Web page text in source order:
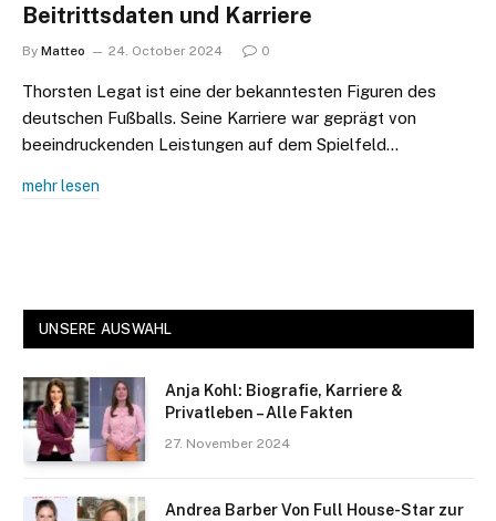
Beitrittsdaten und Karriere
By Matteo 24. October 2024 0
Thorsten Legat ist eine der bekanntesten Figuren des
deutschen Fußballs. Seine Karriere war geprägt von
beeindruckenden Leistungen auf dem Spielfeld…
mehr lesen
UNSERE AUSWAHL
Anja Kohl: Biografie, Karriere &
Privatleben – Alle Fakten
27. November 2024
Andrea Barber Von Full House-Star zur